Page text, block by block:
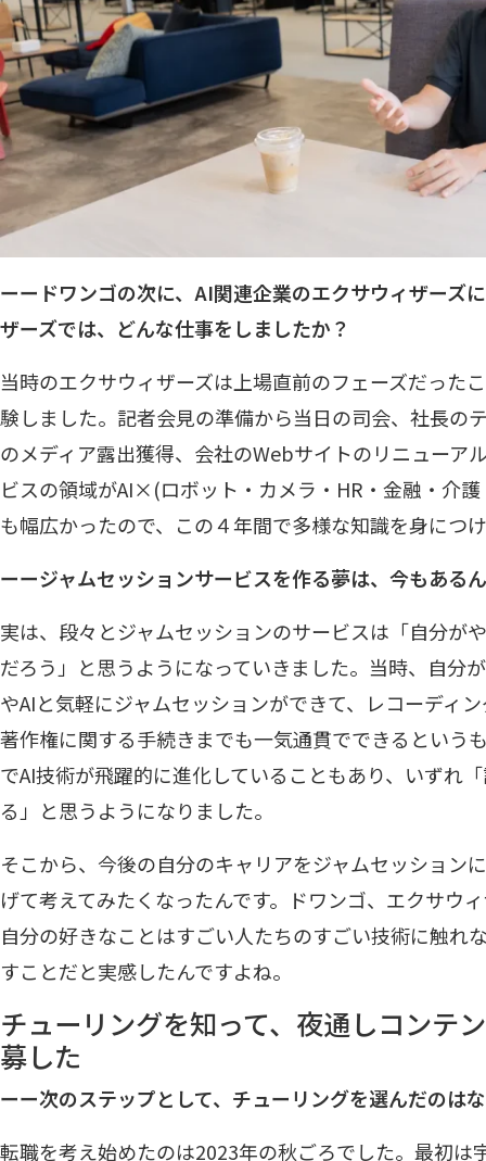
ーードワンゴの次に、AI関連企業のエクサウィザーズ
ザーズでは、どんな仕事をしましたか？
当時のエクサウィザーズは上場直前のフェーズだった
験しました。記者会見の準備から当日の司会、社長の
のメディア露出獲得、会社のWebサイトのリニューア
ビスの領域がAI×(ロボット・カメラ・HR・金融・介
も幅広かったので、この４年間で多様な知識を身につ
ーージャムセッションサービスを作る夢は、今もある
実は、段々とジャムセッションのサービスは「自分が
だろう」と思うようになっていきました。当時、自分
やAIと気軽にジャムセッションができて、レコーディ
著作権に関する手続きまでも一気通貫でできるという
でAI技術が飛躍的に進化していることもあり、いずれ
る」と思うようになりました。
そこから、今後の自分のキャリアをジャムセッション
げて考えてみたくなったんです。ドワンゴ、エクサウ
自分の好きなことはすごい人たちのすごい技術に触れ
すことだと実感したんですよね。
チューリングを知って、夜通しコンテ
募した
ーー次のステップとして、チューリングを選んだのは
転職を考え始めたのは2023年の秋ごろでした。最初は